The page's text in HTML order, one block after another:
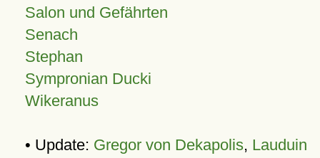
Salon und Gefährten
Senach
Stephan
Sympronian Ducki
Wikeranus
• Update: Gregor von Dekapolis, Lauduin